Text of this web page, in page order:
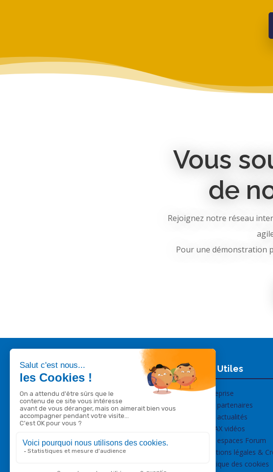
Vous
de
Rejoignez notre réseau
Pour une démonstration
22 Rue Romani
Liens Utiles
Entreprise
Nos partenaires
Nos actualités
SIMAX vidéos
Nos espaces Forum
Mentions légales &
Politique des cookies